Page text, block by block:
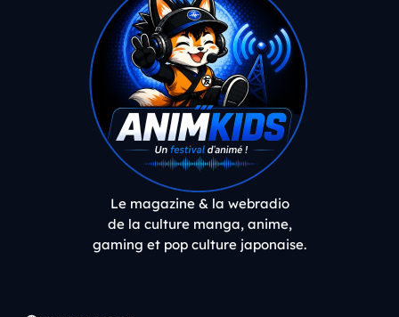
Le magazine & la webradio
de la culture manga, anime,
gaming et pop culture japonaise.